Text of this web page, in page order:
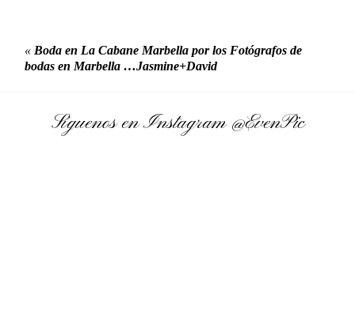
« Boda en La Cabane Marbella por los Fotógrafos de
bodas en Marbella …Jasmine+David
Síguenos en Instagram@EvenPic